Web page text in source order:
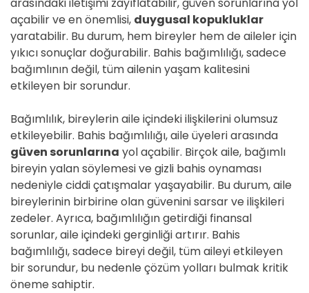
açabilir ve en önemlisi, duygusal kopukluklar
yaratabilir. Bu durum, hem bireyler hem de aileler için
yıkıcı sonuçlar doğurabilir. Bahis bağımlılığı, sadece
bağımlının değil, tüm ailenin yaşam kalitesini
etkileyen bir sorundur.
Bağımlılık, bireylerin aile içindeki ilişkilerini olumsuz
etkileyebilir. Bahis bağımlılığı, aile üyeleri arasında
güven sorunlarına yol açabilir. Birçok aile, bağımlı
bireyin yalan söylemesi ve gizli bahis oynaması
nedeniyle ciddi çatışmalar yaşayabilir. Bu durum, aile
bireylerinin birbirine olan güvenini sarsar ve ilişkileri
zedeler. Ayrıca, bağımlılığın getirdiği finansal
sorunlar, aile içindeki gerginliği artırır. Bahis
bağımlılığı, sadece bireyi değil, tüm aileyi etkileyen
bir sorundur, bu nedenle çözüm yolları bulmak kritik
öneme sahiptir.